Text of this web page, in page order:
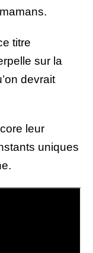
titre
sur la
devrait
leur
uniques